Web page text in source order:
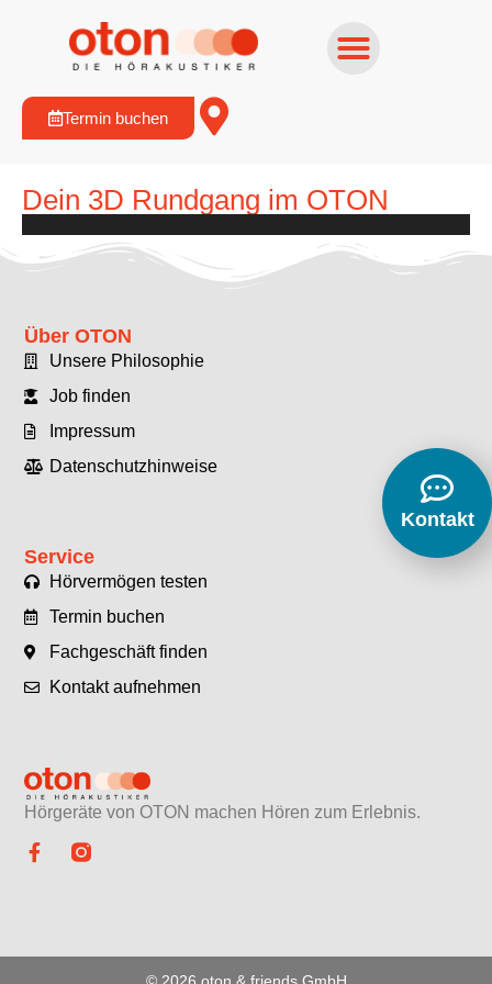
Termin buchen
Dein 3D Rundgang im OTON
Hörgeräte von OTON machen Hören zum Erlebnis.​
Über OTON
Unsere Philosophie
Job finden
Impressum
Datenschutzhinweise
Service
Hörvermögen testen
Termin buchen
Fachgeschäft finden
Kontakt aufnehmen
Kontakt